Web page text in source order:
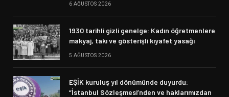
6 AĞUSTOS 2026
1930 tarihli gizli genelge: Kadın öğretmenlere
makyaj, takı ve gösterişli kıyafet yasağı
5 AĞUSTOS 2026
EŞİK kuruluş yıl dönümünde duyurdu:
“İstanbul Sözleşmesi’nden ve haklarımızdan